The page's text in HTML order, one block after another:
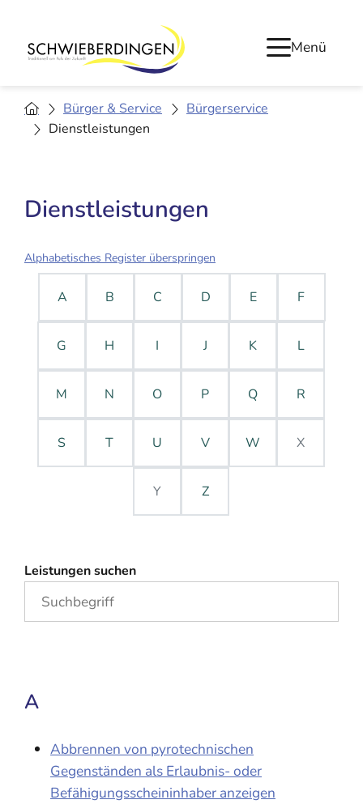
Menü
Bürger & Service
Bürgerservice
Dienstleistungen
Dienstleistungen
Alphabetisches Register überspringen
A B C D E F
G H I J K L
M N O P Q R
S T U V W X
Y Z
Leistungen suchen
A
Abbrennen von pyrotechnischen
Gegenständen als Erlaubnis- oder
Befähigungsscheininhaber anzeigen